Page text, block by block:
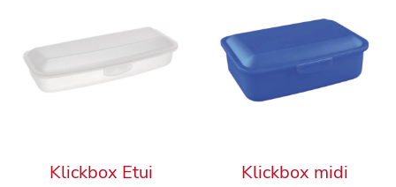
Klickbox midi
Klickbox Etui